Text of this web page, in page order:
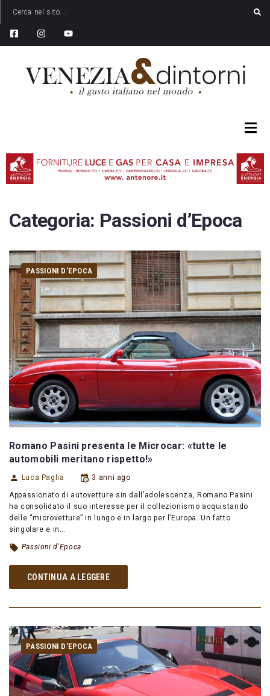
Categoria: Passioni d’Epoca
PASSIONI D'EPOCA
Romano Pasini presenta le Microcar: «tutte le
automobili meritano rispetto!»
Luca Paglia 3 anni ago
Appassionato di autovetture sin dall’adolescenza, Romano Pasini
ha consolidato il suo interesse per il collezionismo acquistando
delle “microvetture” in lungo e in largo per l’Europa. Un fatto
singolare e in…
Passioni d'Epoca
CONTINUA A LEGGERE
PASSIONI D'EPOCA